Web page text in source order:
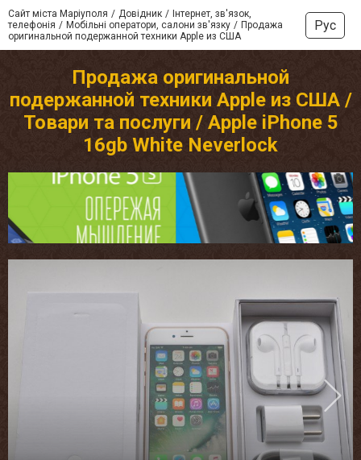
Сайт міста Маріуполя Довідник
Інтернет, зв'язок,
телефонія
Мобільні оператори, салони зв'язку
Продажа
оригинальной подержанной техники Apple из США
Рус
Продажа оригинальной
подержанной техники Apple из США /
Товари та послуги / Apple iPhone 5
16gb White Neverlock